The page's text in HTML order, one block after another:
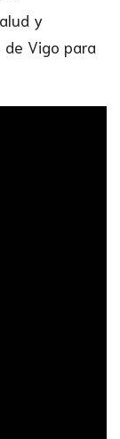
y
Vigo para